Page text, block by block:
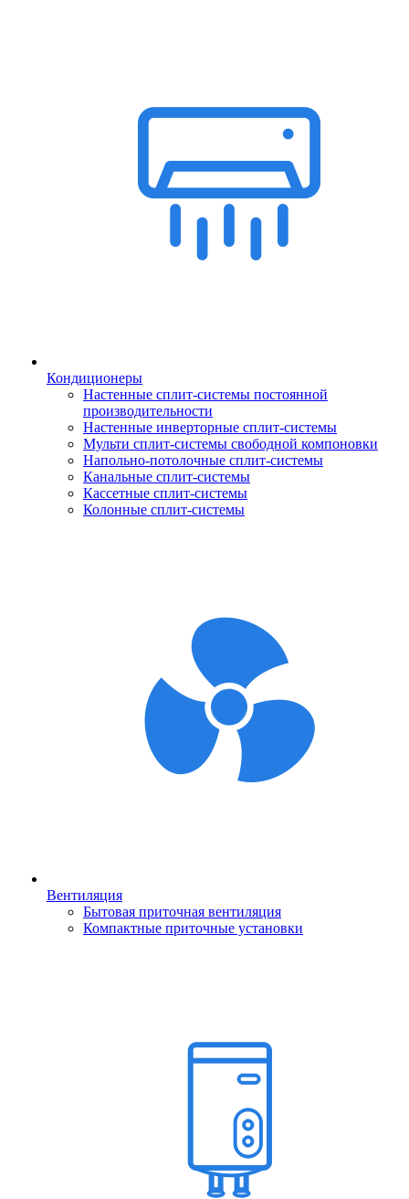
Кондиционеры
Настенные сплит-системы постоянной
производительности
Настенные инверторные сплит-системы
Мульти сплит-системы свободной компоновки
Напольно-потолочные сплит-системы
Канальные сплит-системы
Кассетные сплит-системы
Колонные сплит-системы
Вентиляция
Бытовая приточная вентиляция
Компактные приточные установки